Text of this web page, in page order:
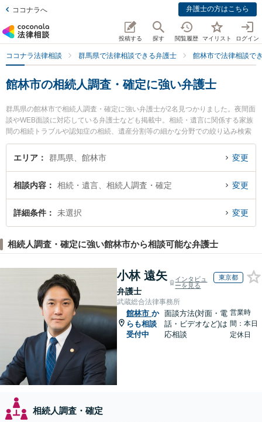
ココナラへ 弁護士の方はこちら
投稿する 探す 閲覧履歴 マイリスト ログイン
ココナラ法律相談 群馬県で法律相談できる弁護士 館林市で法律相談で
館林市の相続人調査・確定に強い弁護士
群馬県の館林市で相続人調査・確定に強い弁護士が2名見つかりました。夜間面
談やWEB面談に対応している弁護士なども掲載中。相続・遺言に関係する家族
間の相続トラブルや認知症の相続、遺産分割等の細かな分野での絞り込み検索
もでき便利です。特に上野労務経営法律事務所の上野 俊夫弁護士や六花アトリ
エ法律事務所の井野口 通隆弁護士のプロフィール情報や弁護士費用、強みなど
実績豊富な近くの弁護士を検索したい』『初回相談無料で相続人調査・確定を
法律相談できる館林市内の弁護士に相談予約したい』などでお困りの相談者さ
んにおすすめです。
エリア 群馬県、館林市 変更
相談内容 相続・遺言、相続人調査・確定 変更
詳細条件 未選択 変更
相続人調査・確定に強い館林市から相談可能な弁護士
小林 遠矢
弁護士
インタビュ
ーを見る
東京都
武蔵総合法律事務所
館林市 か
らも相談
受付中
面談方法(対面・電
話・ビデオなど)は
応相談
営業時
間：本日
定休日
相続人調査・確定